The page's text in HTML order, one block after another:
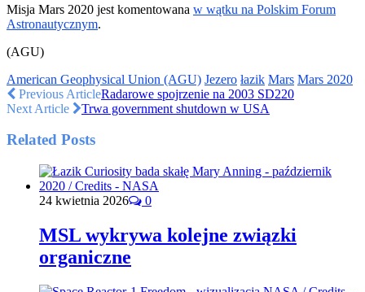
Misja Mars 2020 jest komentowana w wątku na Polskim Forum
Astronautycznym.
(AGU)
American Geophysical Union (AGU) Jezero łazik Mars Mars 2020
Previous ArticleRadarowe spojrzenie na 2003 SD220
Next Article
Trwa government shutdown w USA
Related Posts
24 kwietnia 2026 0
MSL wykrywa kolejne związki
organiczne